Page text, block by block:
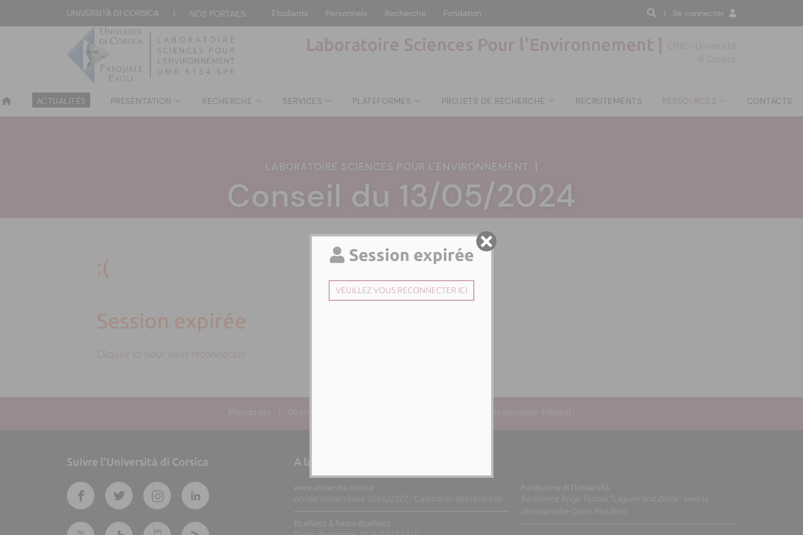
UNIVERSITÀ DI CORSICA | NOS PORTAILS : Etudiants Personnels Recherche Fondation | Se connecter
Laboratoire Sciences Pour l'Environnement |
CNRS - Università
di Corsica
ACTUALITÉS PRESENTATION RECHERCHE SERVICES PLATEFORMES PROJETS DE RECHERCHE RECRUTEMENTS RESSOURCES CONTACTS
LABORATOIRE SCIENCES POUR L'ENVIRONNEMENT
Conseil du 13/05/2024
:(
Session expirée
Cliquez ici pour vous reconnecter
Plan du site | Directeur de la publication : Paul-Antoine SANTONI | Responsable éditorial :
Suivre l'Università di Corsica A la une sur nos sites web
www.universita.corsica
Année universitaire 2026/2027 - Calendrier des rentrées
Etudiants & futurs étudiants
Fundazione di l'Università
Résidence Ange Tomasi "Lagune and Zeste" avec la
photographe Diane Moulenc